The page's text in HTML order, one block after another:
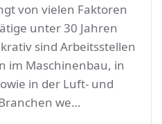
von vielen Faktoren
unter 30 Jahren
sind Arbeitsstellen
im Maschinenbau, in
in der Luft- und
we…